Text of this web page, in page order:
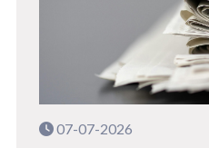
07-07-2026